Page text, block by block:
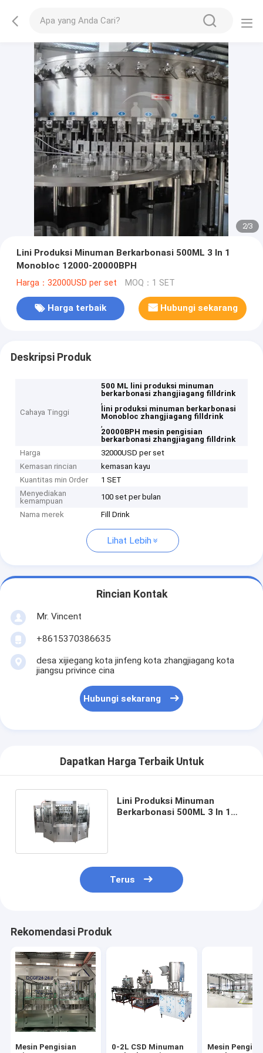
2/3
Lini Produksi Minuman Berkarbonasi 500ML 3 In 1
Monobloc 12000-20000BPH
Harga：32000USD per set MOQ：1 SET
Harga terbaik Hubungi sekarang
Deskripsi Produk
Cahaya Tinggi
500 ML lini produksi minuman
berkarbonasi zhangjiagang filldrink
,
lini produksi minuman berkarbonasi
Monobloc zhangjiagang filldrink
,
20000BPH mesin pengisian
berkarbonasi zhangjiagang filldrink
Harga
32000USD per set
Kemasan rincian
kemasan kayu
Kuantitas min Order
1 SET
Menyediakan
kemampuan
100 set per bulan
Nama merek
Fill Drink
Lihat Lebih
Rincian Kontak
Mr. Vincent
+8615370386635
desa xijiegang kota jinfeng kota zhangjiagang kota
jiangsu privince cina
Hubungi sekarang
Dapatkan Harga Terbaik Untuk
Lini Produksi Minuman
Berkarbonasi 500ML 3 In 1
Terus
Rekomendasi Produk
Mesin Pengisian
0-2L CSD Minuman
Mesin Pengisi